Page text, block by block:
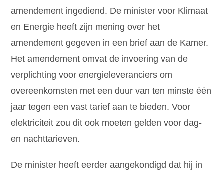
amendement ingediend. De minister voor Klimaat
en Energie heeft zijn mening over het
amendement gegeven in een brief aan de Kamer.
Het amendement omvat de invoering van de
verplichting voor energieleveranciers om
overeenkomsten met een duur van ten minste één
jaar tegen een vast tarief aan te bieden. Voor
elektriciteit zou dit ook moeten gelden voor dag-
en nachttarieven.
De minister heeft eerder aangekondigd dat hij in